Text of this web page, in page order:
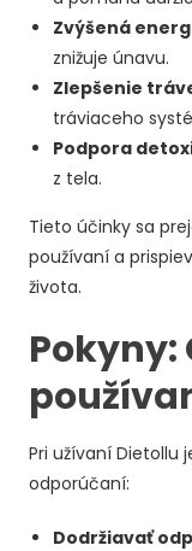
Zvýšená
znižuje únavu.
Zlepšenie
tráviaceho
Podpora
z tela.
Tieto účinky sa
používaní a
života.
Pri užívaní Dietollu
odporúčaní:
Dodržiavať